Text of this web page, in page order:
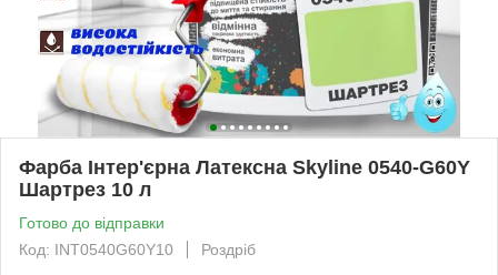
Фарба Інтер'єрна Латексна Skyline 0540-G60Y
Шартрез 10 л
Готово до відправки
Код: INT0540G60Y10
Роздріб